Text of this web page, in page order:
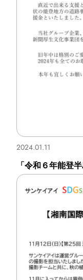
2024.01.11
「令和６年能登